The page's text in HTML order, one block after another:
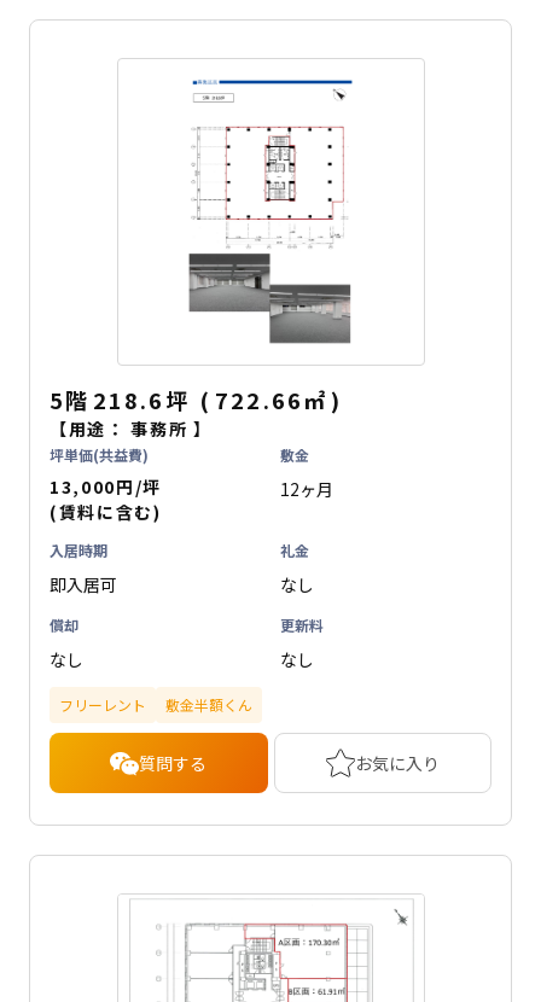
5階 218.6坪 ( 722.66㎡ )
【用途：事務所 】
坪単価(共益費)
13,000円/坪
(賃料に含む)
敷金
12ヶ月
入居時期
即入居可
礼金
なし
償却
なし
更新料
なし
フリーレント 敷金半額くん
質問する お気に入り